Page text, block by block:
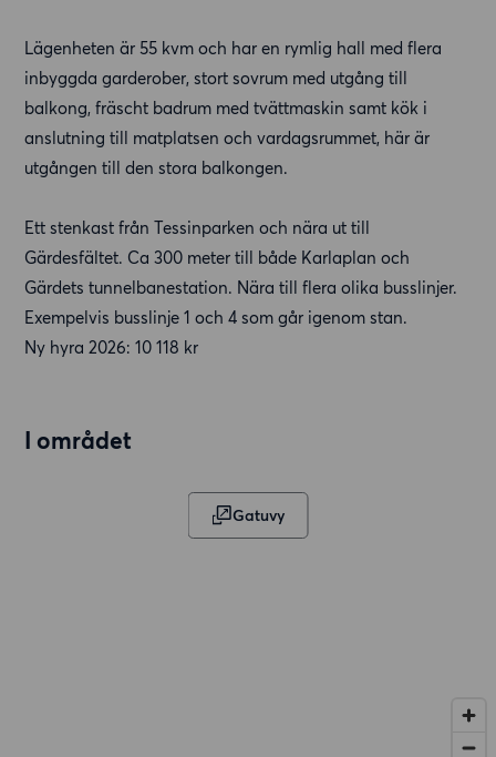
Lägenheten är 55 kvm och har en rymlig hall med flera
inbyggda garderober, stort sovrum med utgång till
balkong, fräscht badrum med tvättmaskin samt kök i
anslutning till matplatsen och vardagsrummet, här är
utgången till den stora balkongen.
Ett stenkast från Tessinparken och nära ut till
Gärdesfältet. Ca 300 meter till både Karlaplan och
Gärdets tunnelbanestation. Nära till flera olika busslinjer.
Exempelvis busslinje 1 och 4 som går igenom stan.
Ny hyra 2026: 10 118 kr
I området
Gatuvy